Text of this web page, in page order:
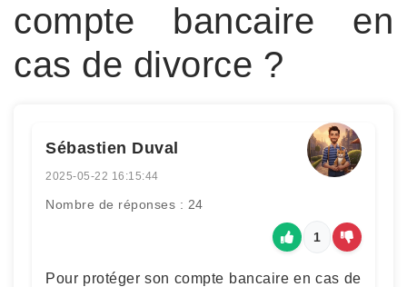
compte bancaire en
cas de divorce ?
Sébastien Duval
2025-05-22 16:15:44
Nombre de réponses : 24
1
Pour protéger son compte bancaire en cas de